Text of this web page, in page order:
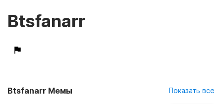
Btsfanarr
Btsfanarr Мемы Показать все